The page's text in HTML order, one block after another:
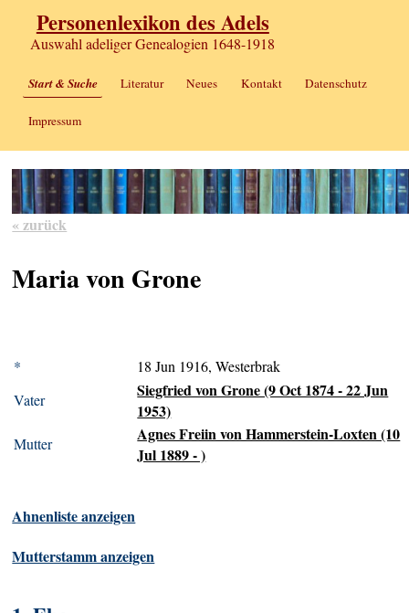
Personenlexikon des Adels
Auswahl adeliger Genealogien 1648-1918
Start & Suche Literatur Neues Kontakt Datenschutz
Impressum
« zurück
Maria von Grone
*
18 Jun 1916, Westerbrak
Vater
Siegfried von Grone (9 Oct 1874 - 22 Jun
1953)
Mutter
Agnes Freiin von Hammerstein-Loxten (10
Jul 1889 - )
Ahnenliste anzeigen
Mutterstamm anzeigen